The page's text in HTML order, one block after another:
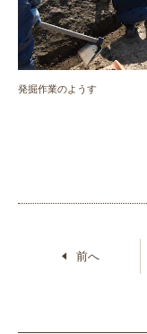
発掘作業のようす
前へ